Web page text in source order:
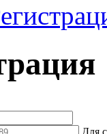
Для